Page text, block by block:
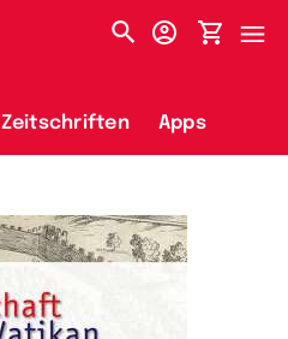
Zeitschriften Apps